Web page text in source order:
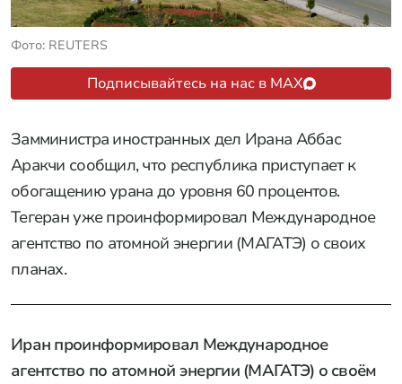
Фото: REUTERS
Подписывайтесь на нас в MAX
Замминистра иностранных дел Ирана Аббас
Аракчи сообщил, что республика приступает к
обогащению урана до уровня 60 процентов.
Тегеран уже проинформировал Международное
агентство по атомной энергии (МАГАТЭ) о своих
планах.
Иран проинформировал Международное
агентство по атомной энергии (МАГАТЭ) о своём